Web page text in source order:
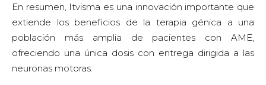
En resumen, Itvisma es una innovación importante que
extiende los beneficios de la terapia génica a una
población más amplia de pacientes con AME,
ofreciendo una única dosis con entrega dirigida a las
neuronas motoras.